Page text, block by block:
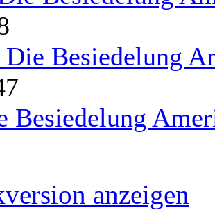
Die Besiedelung
Besiedelung
anzeigen